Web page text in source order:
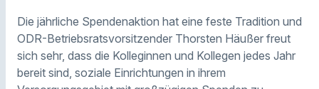
Die jährliche Spendenaktion hat eine feste Tradition und
ODR-Betriebsratsvorsitzender Thorsten Häußer freut
sich sehr, dass die Kolleginnen und Kollegen jedes Jahr
bereit sind, soziale Einrichtungen in ihrem